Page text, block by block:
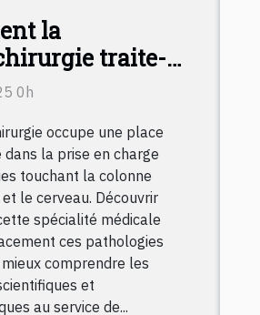
la
traite-t-
?
0h
occupe une place
la prise en charge
touchant la colonne
le cerveau. Découvrir
spécialité médicale
ces pathologies
comprendre les
et
au service de...